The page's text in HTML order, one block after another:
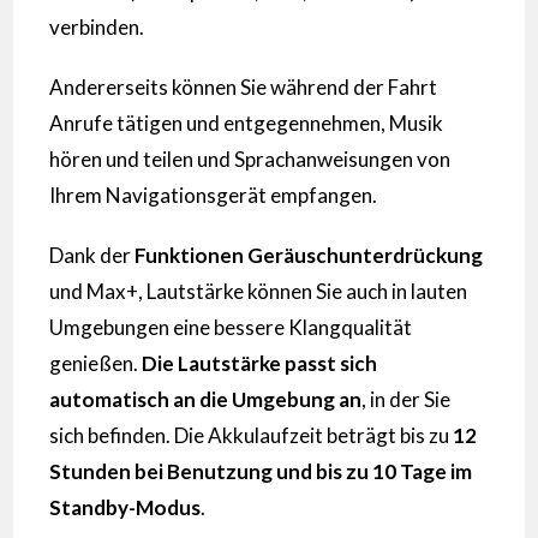
verbinden.
Andererseits können Sie während der Fahrt
Anrufe tätigen und entgegennehmen, Musik
hören und teilen und Sprachanweisungen von
Ihrem Navigationsgerät empfangen.
Dank derFunktionen Geräuschunterdrückung
und Max+, Lautstärke können Sie auch in lauten
Umgebungen eine bessere Klangqualität
genießen. Die Lautstärke passt sich
automatisch an die Umgebung an, in der Sie
sich befinden. Die Akkulaufzeit beträgt bis zu 12
Stunden bei Benutzung und bis zu 10 Tage im
Standby-Modus.